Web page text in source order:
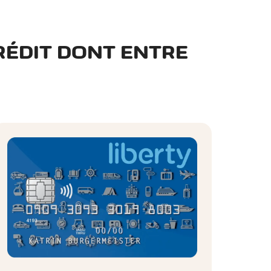
psychologique en cas de
- remboursement des frais
associés: CHF 300 par
autorisées à la suite de
des transactions
remboursement des frais
et/ou prestations d'information
par couverture par an
DONT ENTRE